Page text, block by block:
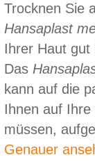
Trocknen Sie
Hansaplast
Ihrer Haut gut
Das
kann auf die
Ihnen auf Ihre
müssen,
Genauer